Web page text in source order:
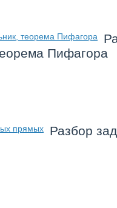
Пифагора
Разбор